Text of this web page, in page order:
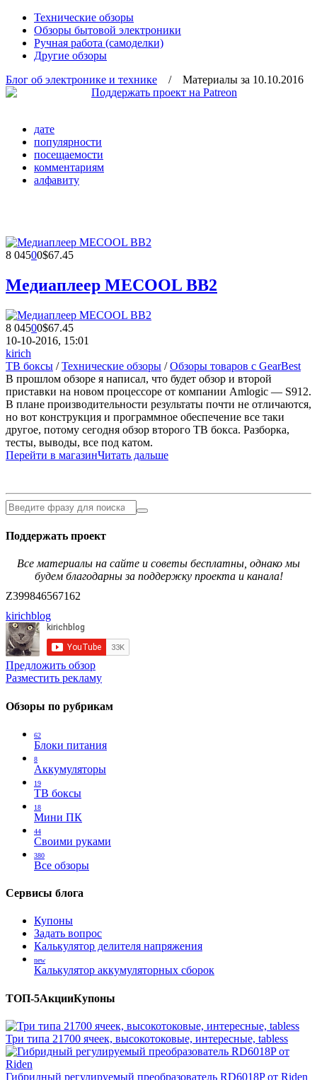
Технические обзоры
Обзоры бытовой электроники
Ручная работа (самоделки)
Другие обзоры
Блог об электронике и технике / Материалы за 10.10.2016
дате
популярности
посещаемости
комментариям
алфавиту
8 04500$67.45
Медиаплеер MECOOL BB2
8 04500$67.45
10-10-2016, 15:01
kirich
ТВ боксы /Технические обзоры /Обзоры товаров с GearBest
В прошлом обзоре я написал, что будет обзор и второй
приставки на новом процессоре от компании Amlogic — S912.
В плане производительности результаты почти не отличаются,
но вот конструкция и программное обеспечение все таки
другое, потому сегодня обзор второго ТВ бокса. Разборка,
тесты, выводы, все под катом.
Перейти в магазинЧитать дальше
Поддержать проект
Все материалы на сайте и советы бесплатны, однако мы
будем благодарны за поддержку проекта и канала!
Z399846567162
kirichblog
Предложить обзор
Разместить рекламу
Обзоры по рубрикам
62
Блоки питания
8
Аккумуляторы
19
ТВ боксы
18
Мини ПК
44
Своими руками
380
Все обзоры
Сервисы блога
Купоны
Задать вопрос
Калькулятор делителя напряжения
new
Калькулятор аккумуляторных сборок
ТОП-5АкцииКупоны
Три типа 21700 ячеек, высокотоковые, интересные, tabless
Гибридный регулируемый преобразователь RD6018P от Riden